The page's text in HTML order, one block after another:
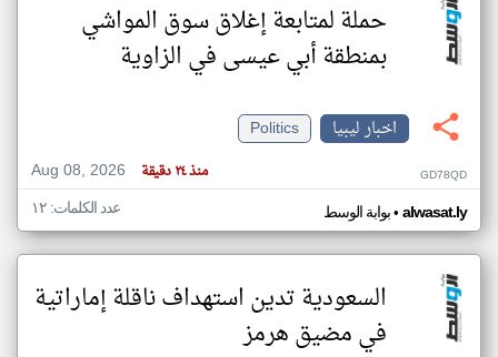
حملة لمتابعة إغلاق سوق المواشي
بمنطقة أبي عيسى في الزاوية
اخبار ليبيا
Politics
Aug 08, 2026
منذ ٢٤ دقيقة GD78QD
بوابة الوسط• alwasat.ly عدد الكلمات: ١٢
السعودية تدين استهداف ناقلة إماراتية
في مضيق هرمز